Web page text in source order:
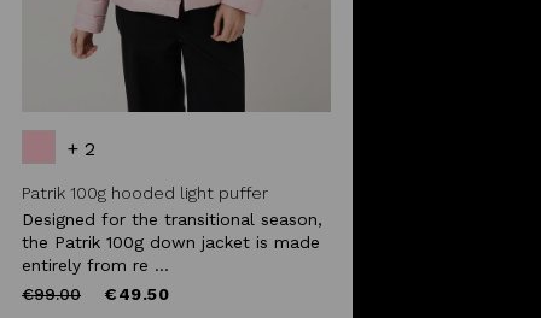
+ 2
Patrik 100g hooded light puffer
Designed for the transitional season,
the Patrik 100g down jacket is made
entirely from re ...
Price
€99.00to €49.50